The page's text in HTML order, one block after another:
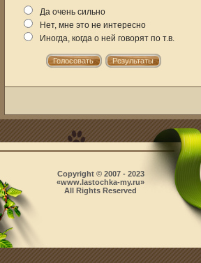
Да очень сильно
Нет, мне это не интересно
Иногда, когда о ней говорят по т.в.
Copyright © 2007 - 2023
«www.lastochka-my.ru»
All Rights Reserved